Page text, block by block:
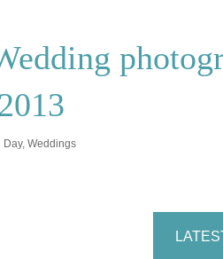
Day, Weddings